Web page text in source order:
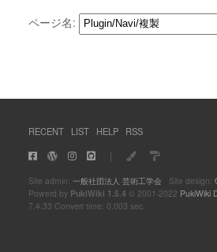
ページ名:
RECENT LIST HELP RSS
｜
Site admin: 一般社団法人 芸術工学会Site design:
Powerd by PukiWiki 1.5.4 © 2001-2022 PukiWiki
7.4.33 Convert time: 0.003 sec.